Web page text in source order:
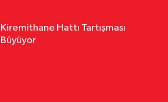
Kiremithane Hattı Tartışması
Büyüyor